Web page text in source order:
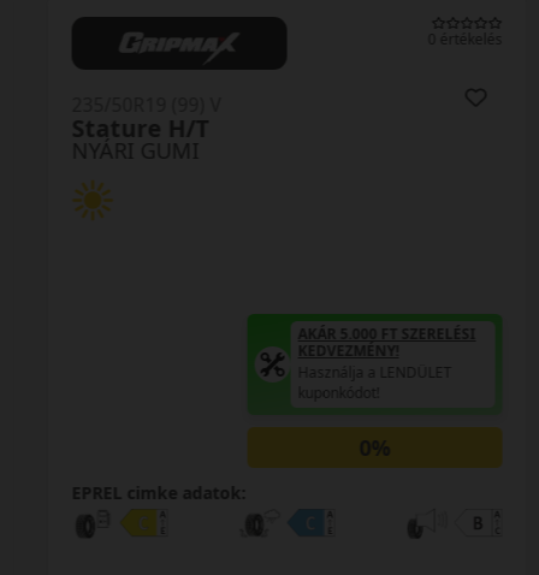
0 értékelés
NYÁRI GUMI
Stature H/T
AKÁR 5.000 FT SZERELÉSI
KEDVEZMÉNY!
Használja a LENDÜLET
kuponkódot!
0%
EPREL cimke adatok: